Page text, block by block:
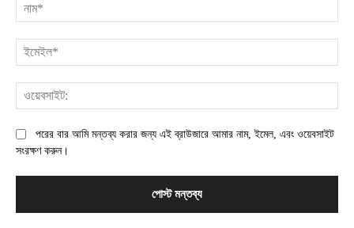
পরের বার আমি মন্তব্য করার জন্য এই ব্রাউজারে আমার নাম, ইমেল, এবং ওয়েবসাইট
সংরক্ষণ করুন।